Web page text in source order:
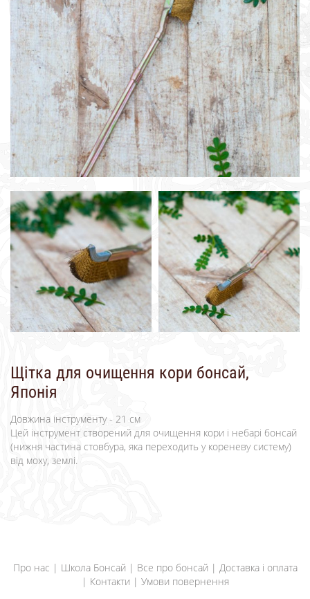
Щітка для очищення кори бонсай,
Японія
Довжина інструменту - 21 см
Цей інструмент створений для очищення кори і небарі бонсай
(нижня частина стовбура, яка переходить у кореневу систему)
від моху, землі.
Про нас | Школа Бонсай | Все про бонсай | Доставка і оплата
| Контакти | Умови повернення